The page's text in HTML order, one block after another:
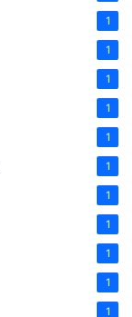
1
1
1
1
1
1
1
1
1
1
1